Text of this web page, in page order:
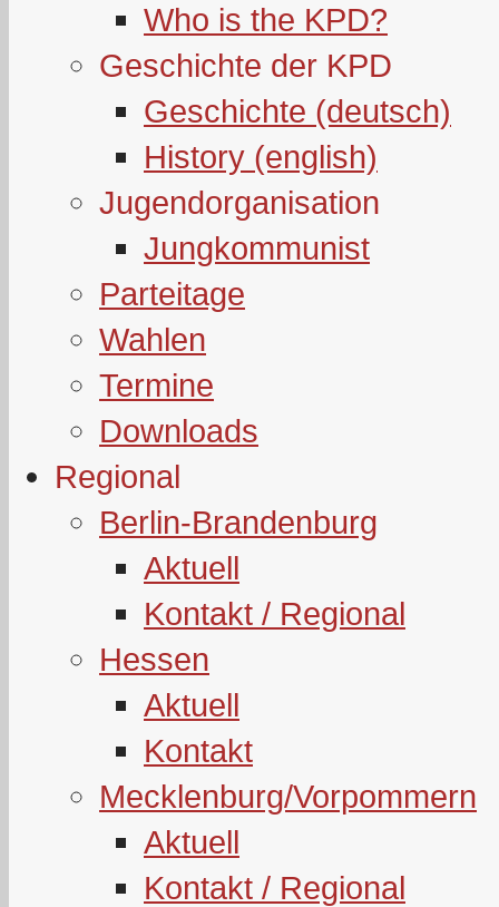
Who is the KPD?
Geschichte der KPD
Geschichte (deutsch)
History (english)
Jugendorganisation
Jungkommunist
Parteitage
Wahlen
Termine
Downloads
Regional
Berlin-Brandenburg
Aktuell
Kontakt / Regional
Hessen
Aktuell
Kontakt
Mecklenburg/Vorpommern
Aktuell
Kontakt / Regional